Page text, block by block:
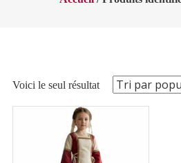
Voici le seul résultat